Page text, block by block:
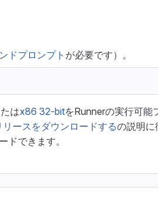
ドプロンプト が必要です）。
はx86 32-bitをRunnerの実行可能
ースをダウンロードするの説明に
ドできます。